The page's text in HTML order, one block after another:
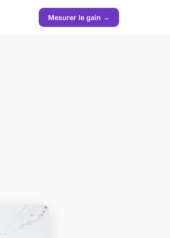
Mesurer le gain →